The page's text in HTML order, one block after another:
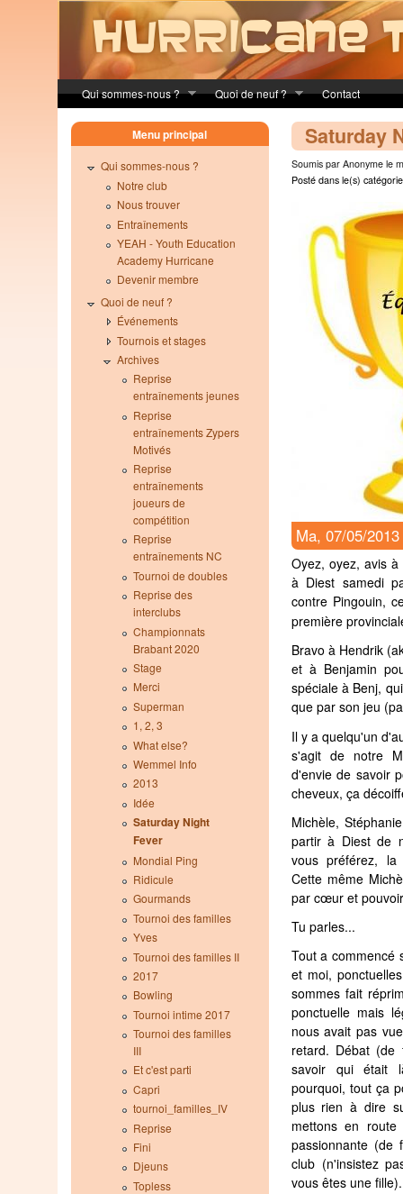
Qui sommes-nous ? Quoi de neuf ? Contact
Saturday
Soumis par Anonyme le
Posté dans le(s)
Ma, 07/05/2013
Oyez, oyez, avis
à Diest samedi
contre Pingouin,
première
Bravo à Hendrik
et à Benjamin
spéciale à Benj,
que par son jeu
Il y a quelqu'un
s'agit de notre
d'envie de savoir
cheveux, ça
Michèle,
partir à Diest de
vous préférez, la
Cette même
par cœur et
Tu parles...
Tout a commencé
et moi,
sommes fait
ponctuelle mais
nous avait pas
retard. Débat (de
savoir qui était
pourquoi, tout ça
plus rien à dire
mettons en
passionnante (de
club (n'insistez
vous êtes une fille).
Menu principal
Qui sommes-nous ?
Notre club
Nous trouver
Entraînements
YEAH - Youth Education
Academy Hurricane
Devenir membre
Quoi de neuf ?
Événements
Tournois et stages
Archives
Reprise
entraînements jeunes
Reprise
entraînements Zypers
Motivés
Reprise
entraînements
joueurs de
compétition
Reprise
entraînements NC
Tournoi de doubles
Reprise des
interclubs
Championnats
Brabant 2020
Stage
Merci
Superman
1, 2, 3
What else?
Wemmel Info
2013
Idée
Saturday Night
Fever
Mondial Ping
Ridicule
Gourmands
Tournoi des familles
Yves
Tournoi des familles II
2017
Bowling
Tournoi intime 2017
Tournoi des familles
III
Et c'est parti
Capri
tournoi_familles_IV
Reprise
Fini
Djeuns
Topless